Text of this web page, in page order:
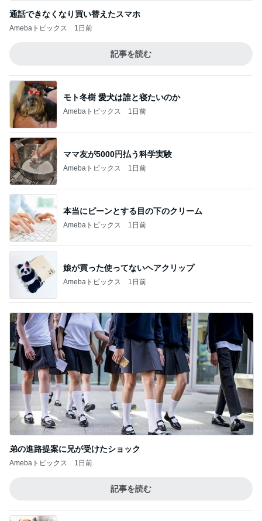
通話できなくなり買い替えたスマホ
Amebaトピックス 1日前
記事を読む
モト冬樹 愛犬は誰と寝たいのか
Amebaトピックス 1日前
ママ友が5000円払う科学実験
Amebaトピックス 1日前
本当にピーンとする目の下のクリーム
Amebaトピックス 1日前
娘が買った使ってないヘアクリップ
Amebaトピックス 1日前
弟の進路提案に兄が受けたショック
Amebaトピックス 1日前
記事を読む